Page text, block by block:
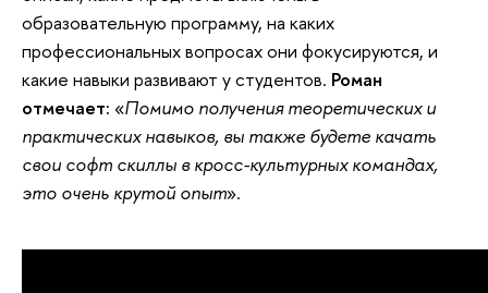
образовательную программу, на каких
профессиональных вопросах они фокусируются, и
какие навыки развивают у студентов. Роман
отмечает: «Помимо получения теоретических и
практических навыков, вы также будете качать
свои софт скиллы в кросс-культурных командах,
это очень крутой опыт».